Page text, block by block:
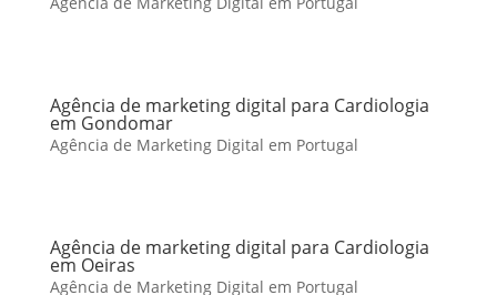
Agência de marketing digital para Cardiologia
em Gondomar
Agência de Marketing Digital em Portugal
Agência de marketing digital para Cardiologia
em Oeiras
Agência de Marketing Digital em Portugal